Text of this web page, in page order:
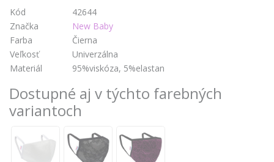
Kód
42644
Značka
New Baby
Farba
Čierna
Veľkosť
Univerzálna
Materiál
95%viskóza, 5%elastan
Dostupné aj v týchto farebných
variantoch